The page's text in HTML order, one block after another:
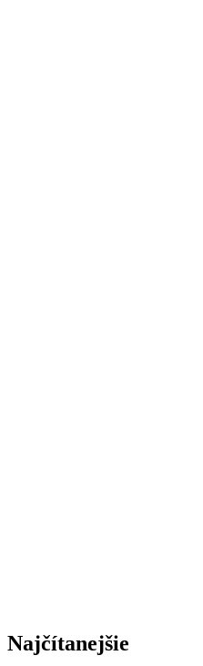
Najčítanejšie